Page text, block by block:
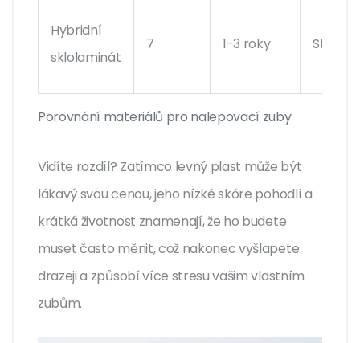
Porovnání materiálů pro nalepovací zuby
Hybridní
sklolaminát
7 1-3 roky
Vidíte rozdíl? Zatímco levný plast může být
lákavý svou cenou, jeho nízké skóre pohodlí a
krátká životnost znamenají, že ho budete
muset často měnit, což nakonec vyšlapete
drazeji a způsobí více stresu vašim vlastním
zubům.